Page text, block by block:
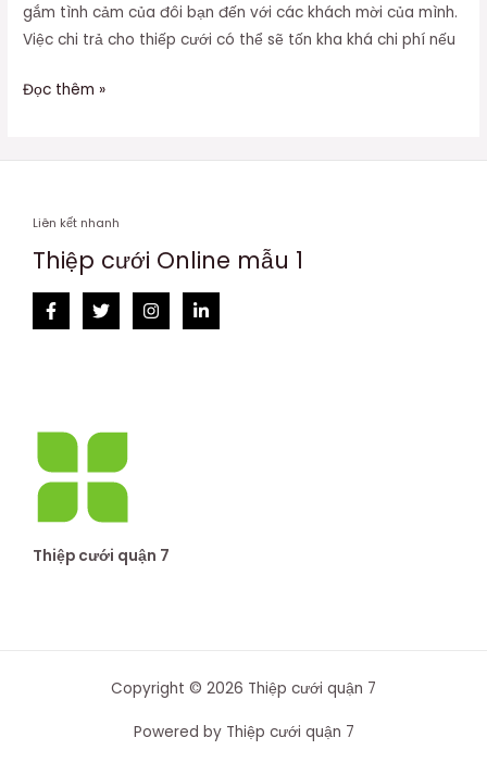
gắm tình cảm của đôi bạn đến với các khách mời của mình.
Việc chi trả cho thiếp cưới có thể sẽ tốn kha khá chi phí nếu
Đọc thêm »
Liên kết nhanh
Thiệp cưới Online mẫu 1
Thiệp cưới quận 7
Copyright © 2026 Thiệp cưới quận 7
Powered by Thiệp cưới quận 7